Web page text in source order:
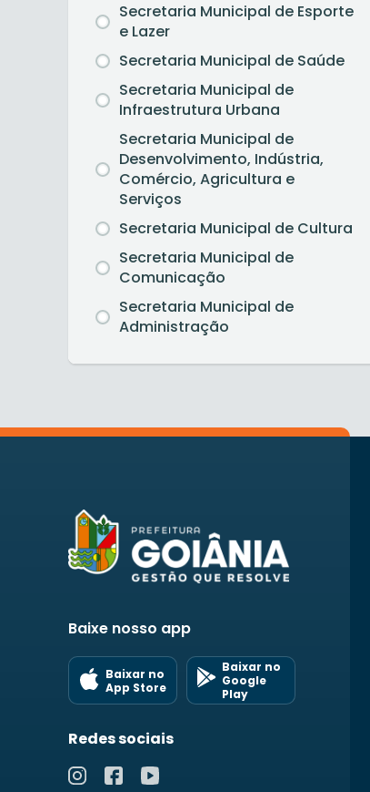
Secretaria Municipal de Esporte
e Lazer
Secretaria Municipal de Saúde
Secretaria Municipal de
Infraestrutura Urbana
Secretaria Municipal de
Desenvolvimento, Indústria,
Comércio, Agricultura e
Serviços
Secretaria Municipal de Cultura
Secretaria Municipal de
Comunicação
Secretaria Municipal de
Administração
Baixe nosso app
Baixar no
App Store
Baixar no
Google
Play
Redes sociais